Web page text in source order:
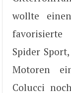
wollte
Spider
Motoren
Colucci